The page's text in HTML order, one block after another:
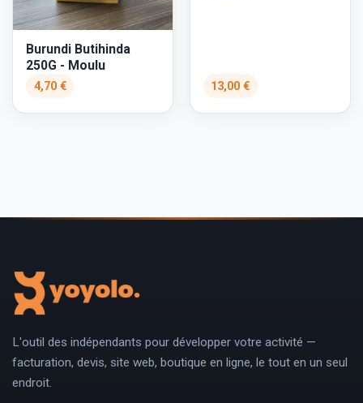
Burundi Butihinda
250G - Moulu
4,70 € 13,00 €
L'outil des indépendants pour développer votre activité —
facturation, devis, site web, boutique en ligne, le tout en un seul
endroit.